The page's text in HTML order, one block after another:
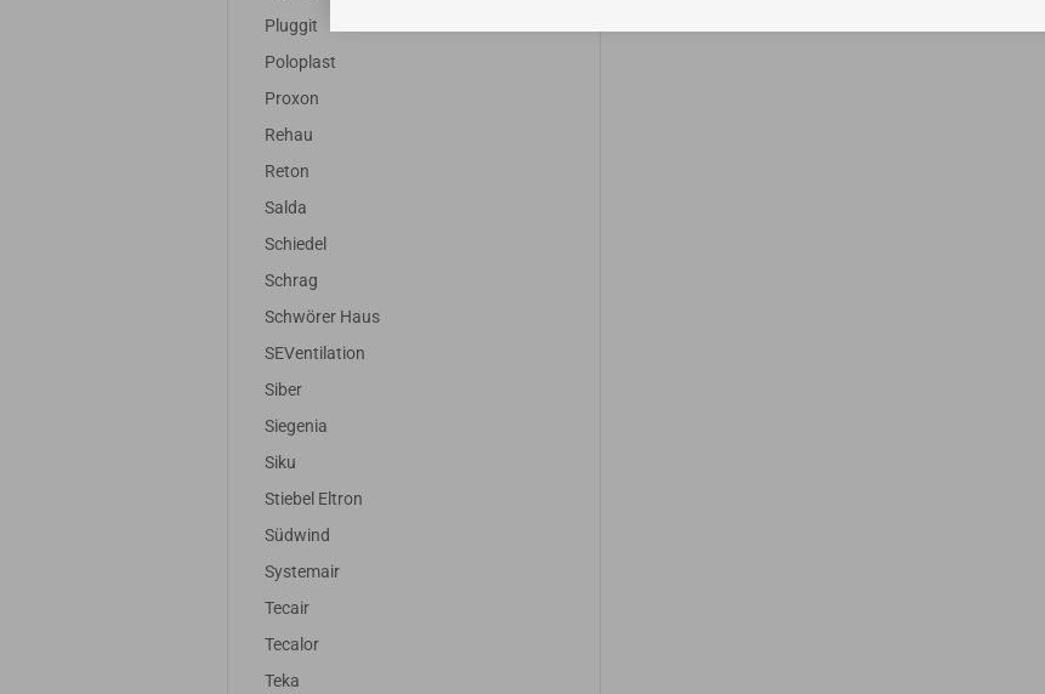
Pluggit
Poloplast
Proxon
Rehau
Reton
Salda
Schiedel
Schrag
Schwörer Haus
SEVentilation
Siber
Siegenia
Siku
Stiebel Eltron
Südwind
Systemair
Tecair
Tecalor
Teka